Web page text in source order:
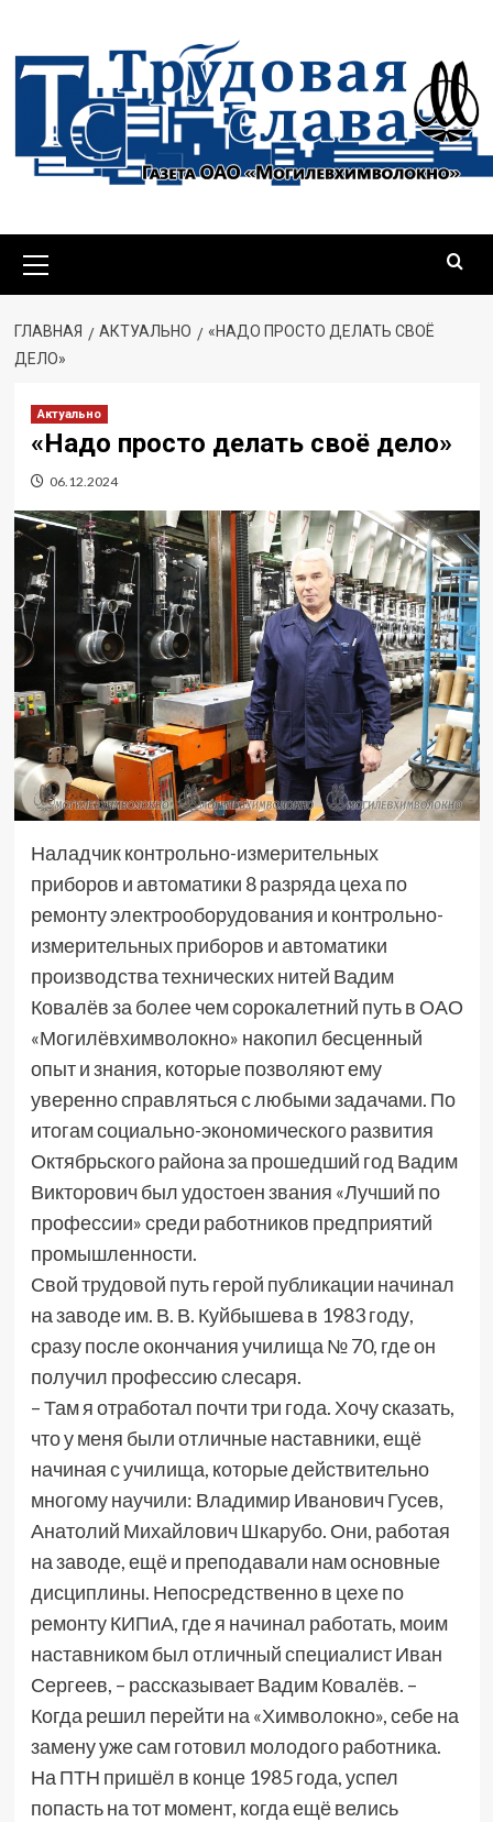
содержимому
меню
ГЛАВНАЯ АКТУАЛЬНО
«НАДО ПРОСТО ДЕЛАТЬ СВОЁ
ДЕЛО»
Актуально
«Надо просто делать своё дело»
06.12.2024
Наладчик контрольно-измерительных
приборов и автоматики 8 разряда цеха по
ремонту электрооборудования и контрольно-
измерительных приборов и автоматики
производства технических нитей Вадим
Ковалёв за более чем сорокалетний путь в ОАО
«Могилёвхимволокно» накопил бесценный
опыт и знания, которые позволяют ему
уверенно справляться с любыми задачами. По
итогам социально-экономического развития
Октябрьского района за прошедший год Вадим
Викторович был удостоен звания «Лучший по
профессии» среди работников предприятий
промышленности.
Свой трудовой путь герой публикации начинал
на заводе им. В. В. Куйбышева в 1983 году,
сразу после окончания училища № 70, где он
получил профессию слесаря.
– Там я отработал почти три года. Хочу сказать,
что у меня были отличные наставники, ещё
начиная с училища, которые действительно
многому научили: Владимир Иванович Гусев,
Анатолий Михайлович Шкарубо. Они, работая
на заводе, ещё и преподавали нам основные
дисциплины. Непосредственно в цехе по
ремонту КИПиА, где я начинал работать, моим
наставником был отличный специалист Иван
Сергеев, – рассказывает Вадим Ковалёв. –
Когда решил перейти на «Химволокно», себе на
замену уже сам готовил молодого работника.
На ПТН пришёл в конце 1985 года, успел
попасть на тот момент, когда ещё велись